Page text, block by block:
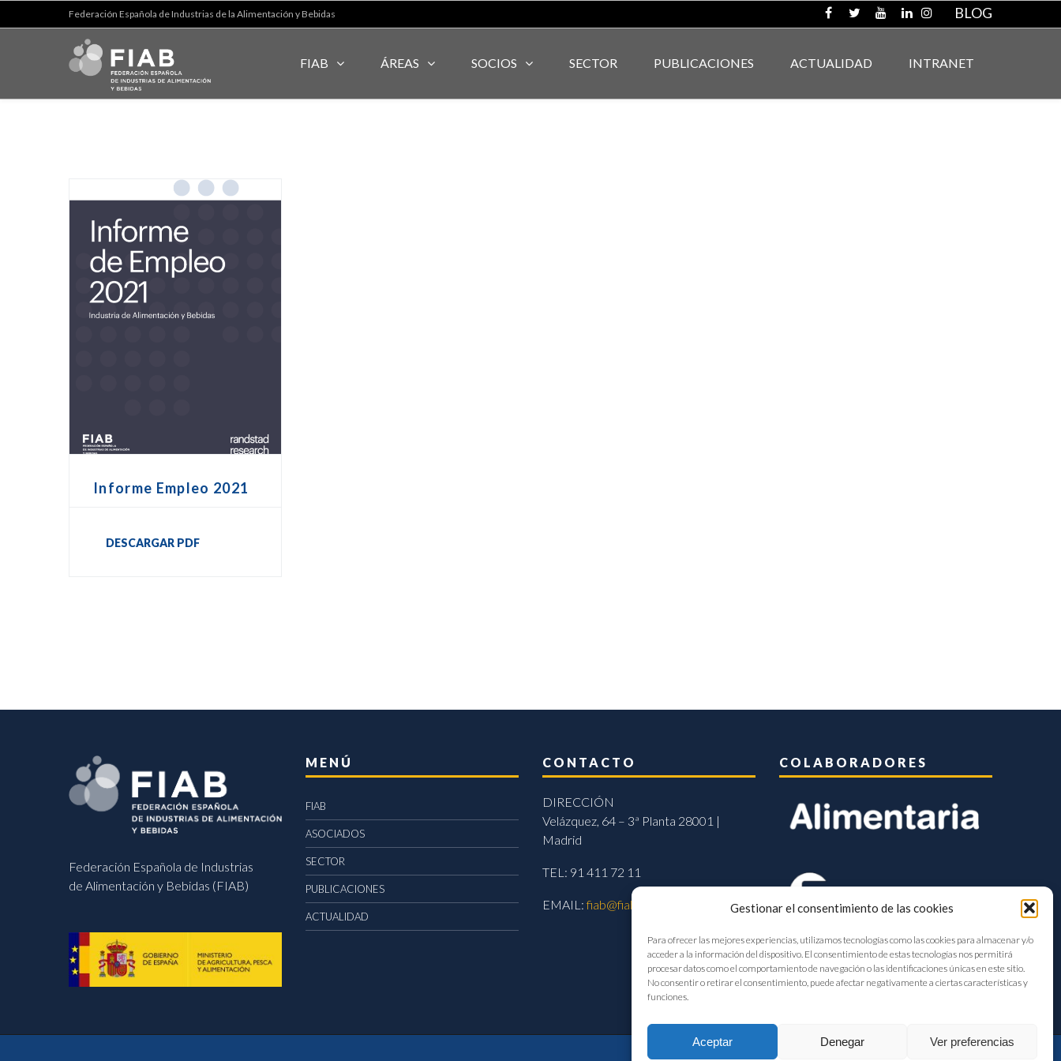
Gestionar el consentimiento de las cookies
Para ofrecer las mejores experiencias, utilizamos tecnologías como las cookies para almacenar y/o
acceder a la información del dispositivo. El consentimiento de estas tecnologías nos permitirá
procesar datos como el comportamiento de navegación o las identificaciones únicas en este sitio.
No consentir o retirar el consentimiento, puede afectar negativamente a ciertas características y
funciones.
Aceptar Denegar Ver preferencias
Federación Española de Industrias de la Alimentación y Bebidas BLOG
FIAB ÁREAS SOCIOS SECTOR PUBLICACIONES ACTUALIDAD INTRANET
Informe Empleo 2021
DESCARGAR PDF
Federación Española de Industrias
de Alimentación y Bebidas (FIAB)
MENÚ
FIAB
ASOCIADOS
SECTOR
PUBLICACIONES
ACTUALIDAD
CONTACTO
DIRECCIÓN
Velázquez, 64 – 3ª Planta 28001 |
Madrid
TEL: 91 411 72 11
EMAIL:fiab@fiab.es
COLABORADORES